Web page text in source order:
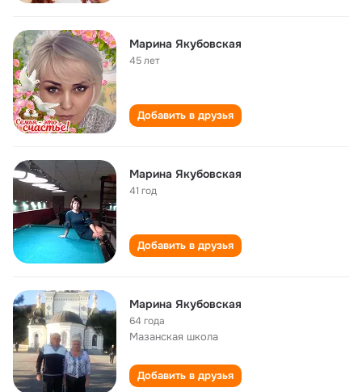
Марина Якубовская
45 лет
Добавить в друзья
Марина Якубовская
41 год
Добавить в друзья
Марина Якубовская
64 года
Мазанская школа
Добавить в друзья